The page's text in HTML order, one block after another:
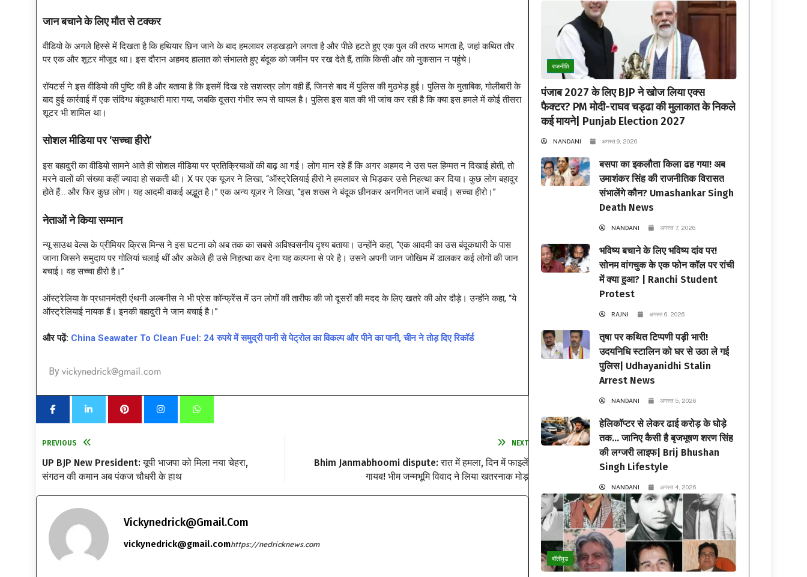
जान बचाने के लिए मौत से टक्कर
वीडियो के अगले हिस्से में दिखता है कि हथियार छिन जाने के बाद हमलावर लड़खड़ाने लगता है और पीछे हटते हुए एक पुल की तरफ भागता है, जहां कथित तौर
पर एक और शूटर मौजूद था। इस दौरान अहमद हालात को संभालते हुए बंदूक को जमीन पर रख देते हैं, ताकि किसी और को नुकसान न पहुंचे।
रॉयटर्स ने इस वीडियो की पुष्टि की है और बताया है कि इसमें दिख रहे सशस्त्र लोग वही हैं, जिनसे बाद में पुलिस की मुठभेड़ हुई। पुलिस के मुताबिक, गोलीबारी के
बाद हुई कार्रवाई में एक संदिग्ध बंदूकधारी मारा गया, जबकि दूसरा गंभीर रूप से घायल है। पुलिस इस बात की भी जांच कर रही है कि क्या इस हमले में कोई तीसरा
शूटर भी शामिल था।
सोशल मीडिया पर ‘सच्चा हीरो’
इस बहादुरी का वीडियो सामने आते ही सोशल मीडिया पर प्रतिक्रियाओं की बाढ़ आ गई। लोग मान रहे हैं कि अगर अहमद ने उस पल हिम्मत न दिखाई होती, तो
मरने वालों की संख्या कहीं ज्यादा हो सकती थी। X पर एक यूजर ने लिखा, “ऑस्ट्रेलियाई हीरो ने हमलावर से भिड़कर उसे निहत्था कर दिया। कुछ लोग बहादुर
होते हैं… और फिर कुछ लोग। यह आदमी वाकई अद्भुत है।” एक अन्य यूजर ने लिखा, “इस शख्स ने बंदूक छीनकर अनगिनत जानें बचाईं। सच्चा हीरो।”
नेताओं ने किया सम्मान
न्यू साउथ वेल्स के प्रीमियर क्रिस मिन्स ने इस घटना को अब तक का सबसे अविश्वसनीय दृश्य बताया। उन्होंने कहा, “एक आदमी का उस बंदूकधारी के पास
जाना जिसने समुदाय पर गोलियां चलाई थीं और अकेले ही उसे निहत्था कर देना यह कल्पना से परे है। उसने अपनी जान जोखिम में डालकर कई लोगों की जान
बचाई। वह सच्चा हीरो है।”
ऑस्ट्रेलिया के प्रधानमंत्री एंथनी अल्बनीस ने भी प्रेस कॉन्फ्रेंस में उन लोगों की तारीफ की जो दूसरों की मदद के लिए खतरे की ओर दौड़े। उन्होंने कहा, “ये
ऑस्ट्रेलियाई नायक हैं। इनकी बहादुरी ने जान बचाई है।”
और पढ़ें: China Seawater To Clean Fuel: 24 रुपये में समुद्री पानी से पेट्रोल का विकल्प और पीने का पानी, चीन ने तोड़ दिए रिकॉर्ड
By vickynedrick@gmail.com
PREVIOUS
UP BJP New President: यूपी भाजपा को मिला नया चेहरा,
संगठन की कमान अब पंकज चौधरी के हाथ
NEXT
Bhim Janmabhoomi dispute: रात में हमला, दिन में फाइलें
गायब! भीम जन्मभूमि विवाद ने लिया खतरनाक मोड़
Vickynedrick@gmail.com
vickynedrick@gmail.comhttps://nedricknews.com
राजनीति
पंजाब 2027 के लिए BJP ने खोज लिया एक्स
फैक्टर? PM मोदी-राघव चड्ढा की मुलाकात के निकले
कई मायने| Punjab Election 2027
NANDANI अगस्त 9, 2026
बसपा का इकलौता किला ढह गया! अब
उमाशंकर सिंह की राजनीतिक विरासत
संभालेंगे कौन? Umashankar Singh
Death News
NANDANI अगस्त 7, 2026
भविष्य बचाने के लिए भविष्य दांव पर!
सोनम वांगचुक के एक फोन कॉल पर रांची
में क्या हुआ? | Ranchi Student
Protest
RAJNI अगस्त 6, 2026
तृषा पर कथित टिप्पणी पड़ी भारी!
उदयनिधि स्टालिन को घर से उठा ले गई
पुलिस| Udhayanidhi Stalin
Arrest News
NANDANI अगस्त 5, 2026
हेलिकॉप्टर से लेकर ढाई करोड़ के घोड़े
तक… जानिए कैसी है बृजभूषण शरण सिंह
की लग्जरी लाइफ| Brij Bhushan
Singh Lifestyle
NANDANI अगस्त 4, 2026
बॉलीवुड